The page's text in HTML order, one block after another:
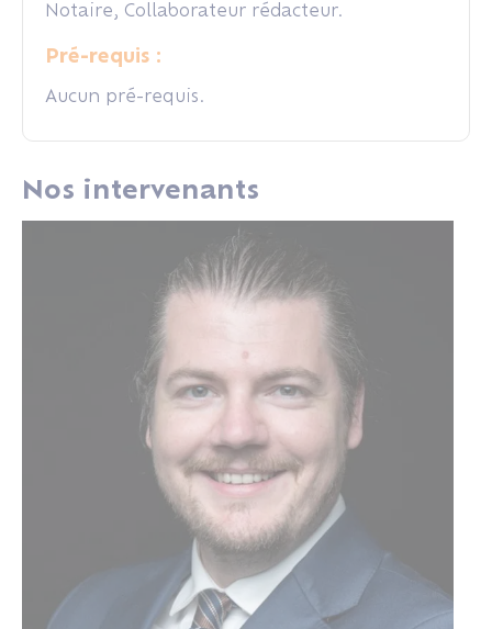
Notaire, Collaborateur rédacteur.
Pré-requis :
Aucun pré-requis.
Nos intervenants